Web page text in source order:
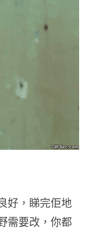
好，睇完佢地
需要改，你都